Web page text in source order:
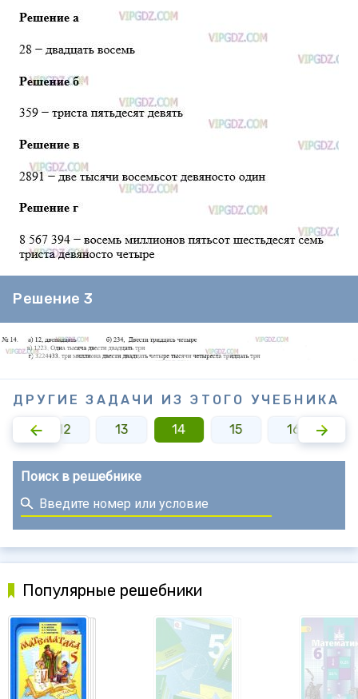
Решение 3
ДРУГИЕ ЗАДАЧИ ИЗ ЭТОГО УЧЕБНИКА
12 13 14 15 16
Поиск в решебнике
Популярные решебники